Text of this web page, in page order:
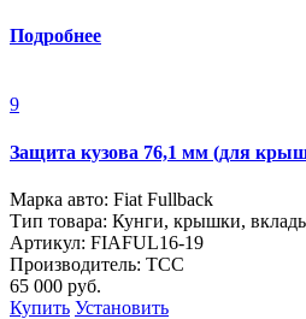
Подробнее
9
Защита кузова 76,1 мм (для
Марка авто: Fiat Fullback
Тип товара: Кунги, крышки,
Артикул: FIAFUL16-19
Производитель: ТСС
65 000 руб.
Купить Установить